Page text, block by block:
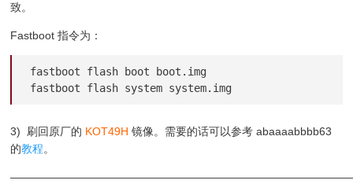
致。
Fastboot 指令为：
fastboot flash boot boot.img
fastboot flash system system.img
3) 刷回原厂的 KOT49H 镜像。需要的话可以参考 abaaaabbbb63
的教程。